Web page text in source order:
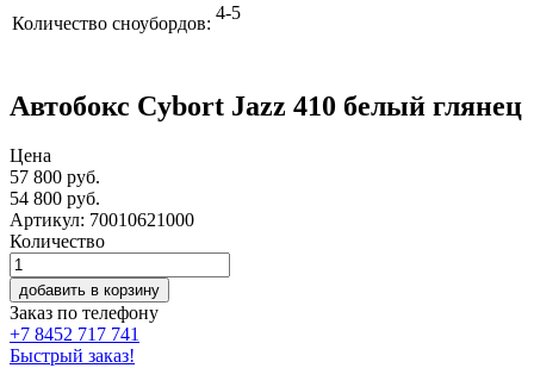
Количество сноубордов:
4-5
Автобокс Cybort Jazz 410 белый глянец
Цена
57 800 руб.
54 800 руб.
Артикул: 70010621000
Количество
добавить в корзину
Заказ по телефону
+7 8452 717 741
Быстрый заказ!